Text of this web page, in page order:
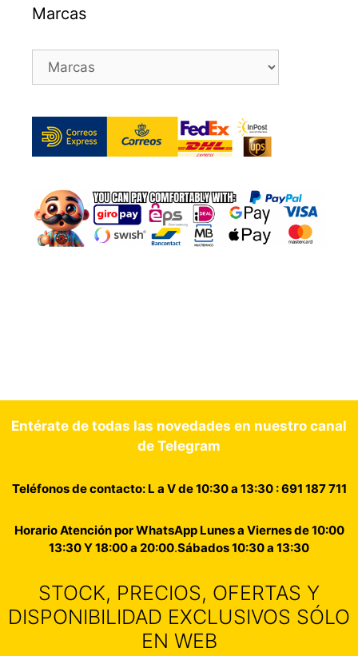
Marcas
Entérate de todas las novedades en nuestro canal
de Telegram
Teléfonos de contacto: L a V de 10:30 a 13:30 : 691 187 711
Horario Atención por WhatsApp Lunes a Viernes de 10:00
13:30 Y 18:00 a 20:00.Sábados 10:30 a 13:30
STOCK, PRECIOS, OFERTAS Y
DISPONIBILIDAD EXCLUSIVOS SÓLO
EN WEB